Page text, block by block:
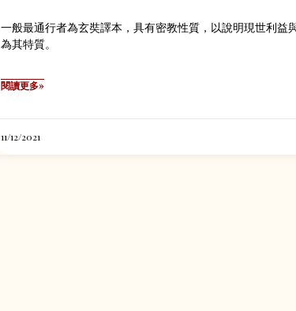
一般最通行者為玄奘譯本，具有密教性質，以說明現世利益
為其特質。
閱讀更多»
11/12/2021